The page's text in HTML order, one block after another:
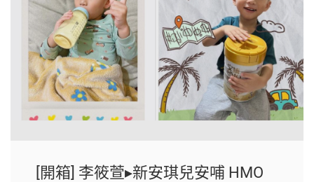
[開箱] 李筱萱▸新安琪兒安哺 HMO